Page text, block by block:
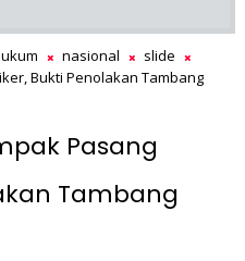
nasional
slide
Bukti Penolakan Tambang
Pasang
Tambang